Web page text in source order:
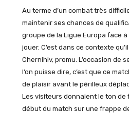
Au terme d’un combat très
maintenir ses chances de
groupe de la Ligue Europa face à
jouer. C’est dans ce contexte
Chernihiv, promu. L’occasion de
l’on puisse dire, c’est que ce
de plaisir avant le périlleux
Les visiteurs donnaient le ton
début du match sur une frappe